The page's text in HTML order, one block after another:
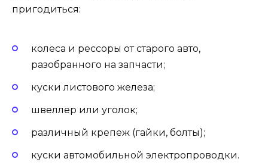
пригодиться:
колеса и рессоры от старого авто,
разобранного на запчасти;
куски листового железа;
швеллер или уголок;
различный крепеж (гайки, болты);
куски автомобильной электропроводки.